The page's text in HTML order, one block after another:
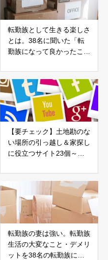
転勤族として生きる楽しさ
とは。38名に聞いた「転
勤族になって良かったこ
【要チェック】土地勘のな
い場所の引っ越し＆家探し
に役立つサイト23個～学
転勤族の妻は強い。転勤族
生活の大変なこと・デメリ
ットを38名の転勤族に聞